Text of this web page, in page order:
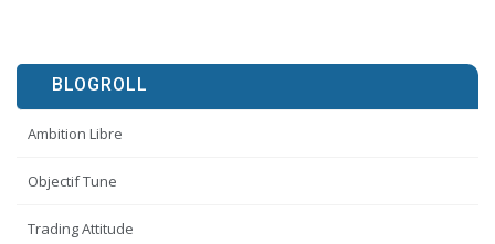
BLOGROLL
Ambition Libre
Objectif Tune
Trading Attitude